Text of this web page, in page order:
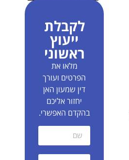
לקבלת
ייעוץ
ראשוני
מלאו את
הפרטים ועורך
דין שמעון האן
יחזור אליכם
בהקדם האפשרי.